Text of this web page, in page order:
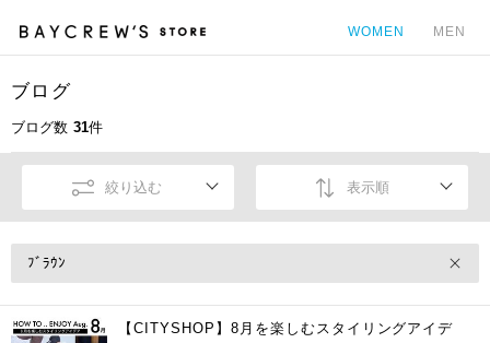
WOMEN MEN
ブログ
ブログ数 31件
絞り込む 表示順
ﾌﾞﾗｳﾝ
【CITYSHOP】8月を楽しむスタイリングアイデ